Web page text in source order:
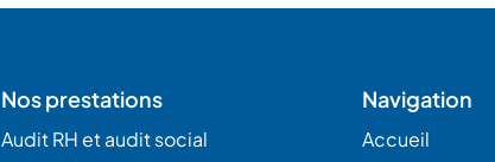
Nos prestations
Audit RH et audit social
Navigation
Accueil